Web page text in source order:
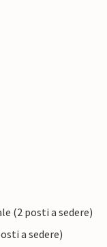
(2 posti a sedere)
a sedere)